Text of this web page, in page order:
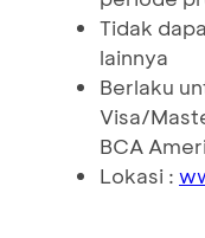
Tidak
lainnya
Berlaku
Visa/
BCA
Lokasi :